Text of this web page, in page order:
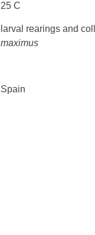
25 C
larval rearings and
maximus
Spain